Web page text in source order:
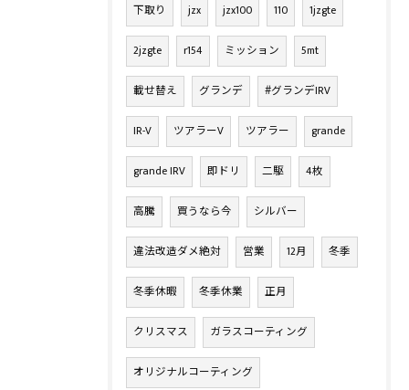
下取り jzx jzx100 110 1jzgte
2jzgte r154 ミッション 5mt
載せ替え グランデ #グランデIRV
IR-V ツアラーV ツアラー grande
grande IRV 即ドリ 二駆 4枚
高騰 買うなら今 シルバー
違法改造ダメ絶対 営業 12月 冬季
冬季休暇 冬季休業 正月
クリスマス ガラスコーティング
オリジナルコーティング